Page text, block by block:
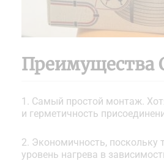
Преимущества
1. Самый простой монтаж.
и герметичность
2. Экономичность, поскольку
уровень нагрева в